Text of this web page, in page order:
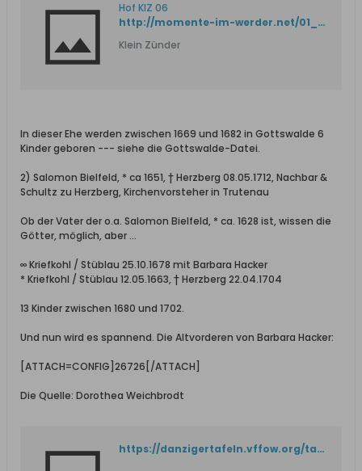
Hof KlZ 06
http://momente-im-werder.net/01_Offen/31_Gross-Zuender/Nachbarn-GrZ-KlZ/01_Nachbarn/KlZ_06-26_Kohl_Michael.htm
Klein Zünder
In dieser Ehe werden zwischen 1669 und 1682 in Gottswalde 6
Kinder geboren --- siehe die Gottswalde-Datei.
2) Salomon Bielfeld, * ca 1651, † Herzberg 08.05.1712, Nachbar &
Schultz zu Herzberg, Kirchenvorsteher in Trutenau
Ob der Vater der o.a. Salomon Bielfeld, * ca. 1628 ist, wissen die
Götter, möglich, aber …
∞ Kriefkohl / Stüblau 25.10.1678 mit Barbara Hacker
* Kriefkohl / Stüblau 12.05.1663, † Herzberg 22.04.1704
13 Kinder zwischen 1680 und 1702.
Und nun wird es spannend. Die Altvorderen von Barbara Hacker:
[ATTACH=CONFIG]26726[/ATTACH]
Die Quelle: Dorothea Weichbrodt
https://danzigertafeln.vffow.org/tafel.php/839